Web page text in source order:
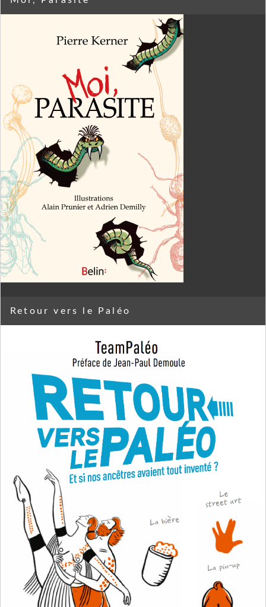
Retour vers le Paléo